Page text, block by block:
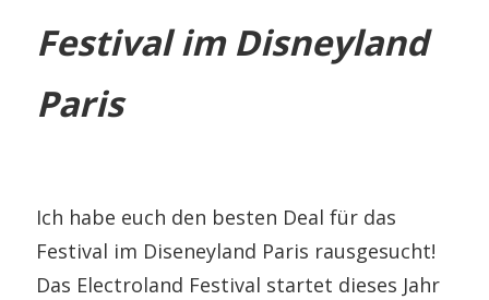
Festival im Disneyland
Paris
Ich habe euch den besten Deal für das
Festival im Diseneyland Paris rausgesucht!
Das Electroland Festival startet dieses Jahr